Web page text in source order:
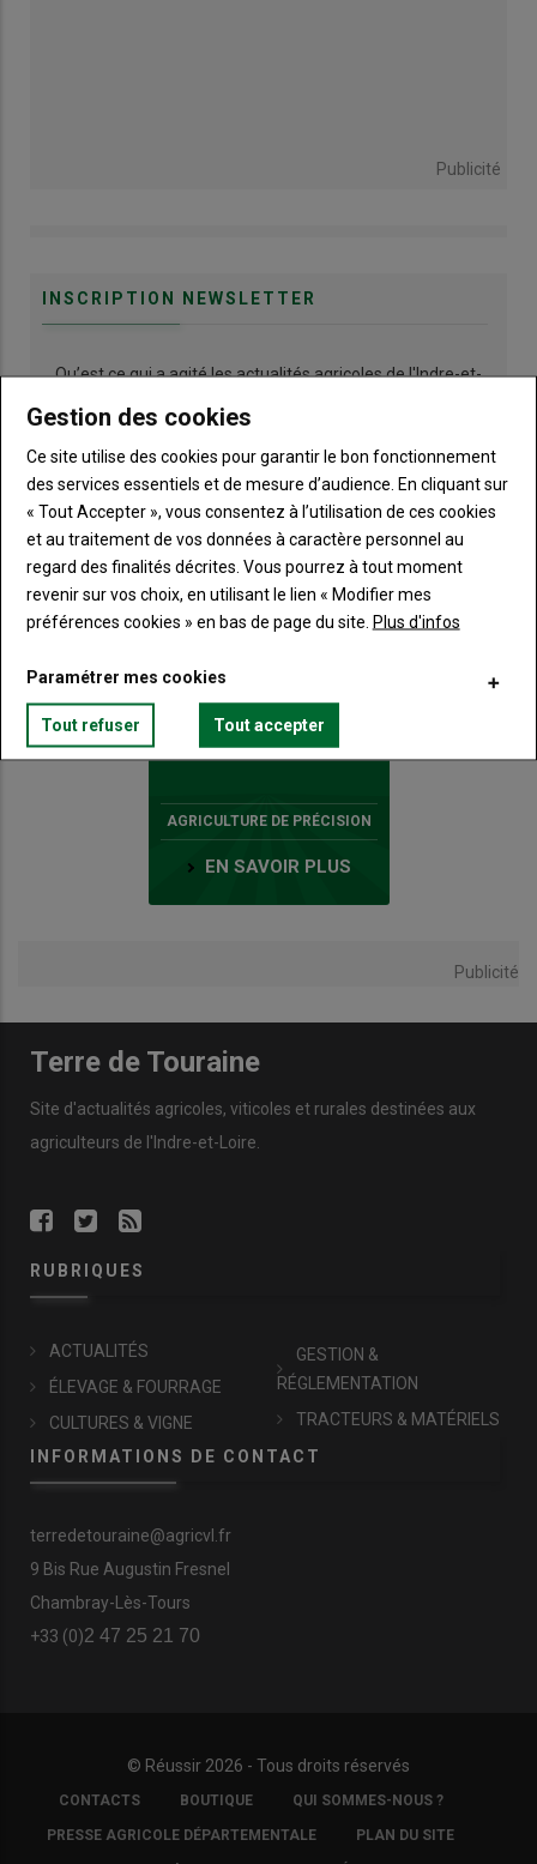
Publicité
INSCRIPTION NEWSLETTER
Qu’est ce qui a agité les actualités agricoles de l'Indre-et-
46 %
AGRICULTURE DE PRÉCISION
EN SAVOIR PLUS
Publicité
Terre de Touraine
Site d'actualités agricoles, viticoles et rurales destinées aux
agriculteurs de l'Indre-et-Loire.
RUBRIQUES
ACTUALITÉS
ÉLEVAGE & FOURRAGE
CULTURES & VIGNE
GESTION &
RÉGLEMENTATION
TRACTEURS & MATÉRIELS
INFORMATIONS DE CONTACT
terredetouraine@agricvl.fr
9 Bis Rue Augustin Fresnel
Chambray-Lès-Tours
+33 (0)2 47 25 21 70
© Réussir 2026 - Tous droits réservés
FOOTER
COPYRIGHT
CONTACTS BOUTIQUE QUI SOMMES-NOUS ?
PRESSE AGRICOLE DÉPARTEMENTALE PLAN DU SITE
Gestion des cookies
Ce site utilise des cookies pour garantir le bon fonctionnement
des services essentiels et de mesure d’audience. En cliquant sur
« Tout Accepter », vous consentez à l’utilisation de ces cookies
et au traitement de vos données à caractère personnel au
regard des finalités décrites. Vous pourrez à tout moment
revenir sur vos choix, en utilisant le lien « Modifier mes
préférences cookies » en bas de page du site. Plus d'infos
Paramétrer mes cookies
Tout refuser Tout accepter